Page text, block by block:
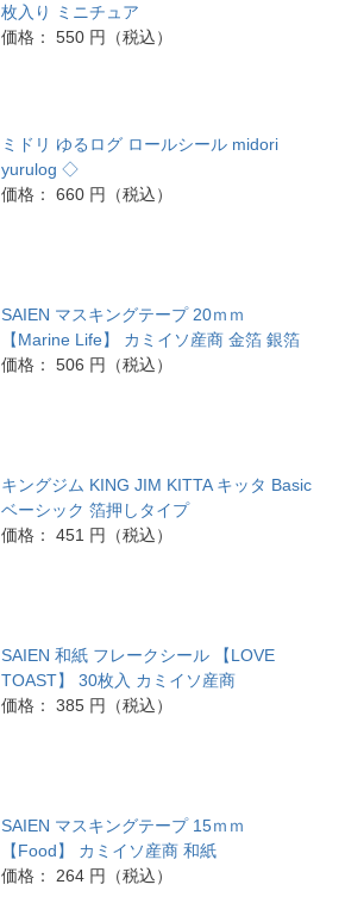
枚入り ミニチュア
価格： 550 円（税込）
ミドリ ゆるログ ロールシール midori
yurulog ◇
価格： 660 円（税込）
SAIEN マスキングテープ 20ｍｍ
【Marine Life】 カミイソ産商 金箔 銀箔
価格： 506 円（税込）
キングジム KING JIM KITTA キッタ Basic
ベーシック 箔押しタイプ
価格： 451 円（税込）
SAIEN 和紙 フレークシール 【LOVE
TOAST】 30枚入 カミイソ産商
価格： 385 円（税込）
SAIEN マスキングテープ 15ｍｍ
【Food】 カミイソ産商 和紙
価格： 264 円（税込）